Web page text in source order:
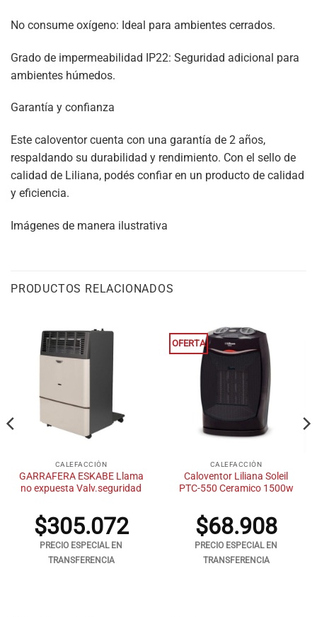
No consume oxígeno: Ideal para ambientes cerrados.
Grado de impermeabilidad IP22: Seguridad adicional para
ambientes húmedos.
Garantía y confianza
Este caloventor cuenta con una garantía de 2 años,
respaldando su durabilidad y rendimiento. Con el sello de
calidad de Liliana, podés confiar en un producto de calidad
y eficiencia.
Imágenes de manera ilustrativa
PRODUCTOS RELACIONADOS
CALEFACCIÓN
GARRAFERA ESKABE Llama
no expuesta Valv.seguridad
$305.072
PRECIO ESPECIAL EN
TRANSFERENCIA
OFERTA
CALEFACCIÓN
Caloventor Liliana Soleil
PTC-550 Ceramico 1500w
$68.908
PRECIO ESPECIAL EN
TRANSFERENCIA